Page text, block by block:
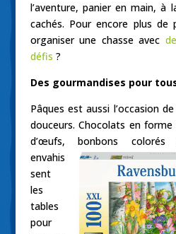
l’aventure, panier en main, à
cachés. Pour encore plus de
organiser une chasse avec
défis ?
Des gourmandises pour
Pâques est aussi l’occasion
douceurs. Chocolats en
d’œufs, bonbons colorés
envahis
sent
les
tables
pour